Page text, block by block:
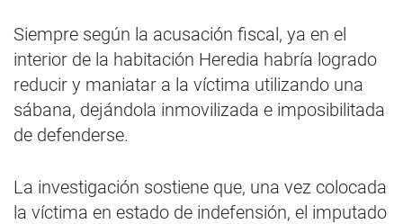
Siempre según la acusación fiscal, ya en el
interior de la habitación Heredia habría logrado
reducir y maniatar a la víctima utilizando una
sábana, dejándola inmovilizada e imposibilitada
de defenderse.
La investigación sostiene que, una vez colocada
la víctima en estado de indefensión, el imputado